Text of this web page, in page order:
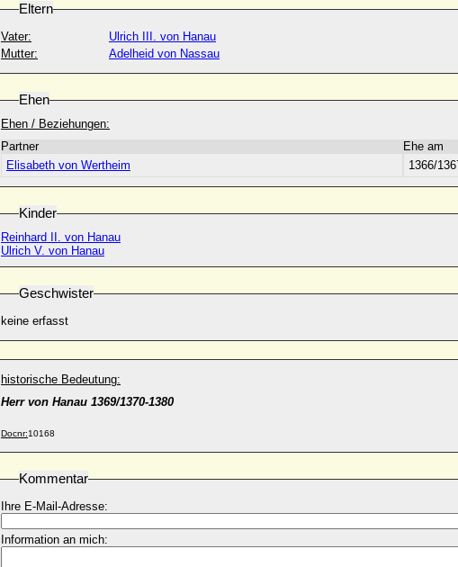
Eltern
Vater:
Ulrich III. von Hanau
Mutter:
Adelheid von Nassau
Ehen
Ehen / Beziehungen:
Partner
Ehe am
Elisabeth von Wertheim
1366/
Kinder
Reinhard II. von Hanau
Ulrich V. von Hanau
Geschwister
keine erfasst
historische Bedeutung:
Herr von Hanau 1369/1370-1380
Docnr:10168
Kommentar
Ihre E-Mail-Adresse:
Information an mich: